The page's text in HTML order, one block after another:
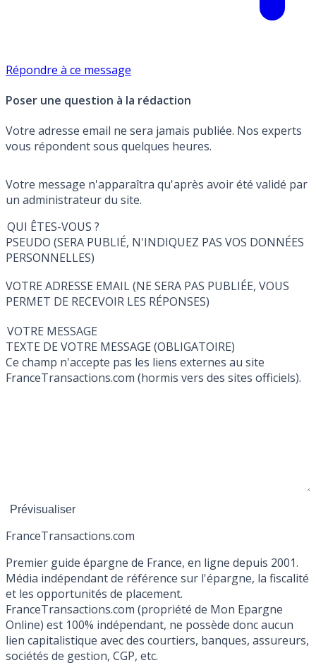
Répondre à ce message
Poser une question à la rédaction
Votre adresse email ne sera jamais publiée. Nos experts
vous répondent sous quelques heures.
Votre message n'apparaîtra qu'après avoir été validé par
un administrateur du site.
QUI ÊTES-VOUS ?
PSEUDO (SERA PUBLIÉ, N'INDIQUEZ PAS VOS DONNÉES
PERSONNELLES)
VOTRE ADRESSE EMAIL (NE SERA PAS PUBLIÉE, VOUS
PERMET DE RECEVOIR LES RÉPONSES)
VOTRE MESSAGE
TEXTE DE VOTRE MESSAGE (OBLIGATOIRE)
Ce champ n'accepte pas les liens externes au site
FranceTransactions.com (hormis vers des sites officiels).
FranceTransactions.com
Premier guide épargne de France, en ligne depuis 2001.
Média indépendant de référence sur l'épargne, la fiscalité
et les opportunités de placement.
FranceTransactions.com (propriété de Mon Epargne
Online) est 100% indépendant, ne possède donc aucun
lien capitalistique avec des courtiers, banques, assureurs,
sociétés de gestion, CGP, etc.